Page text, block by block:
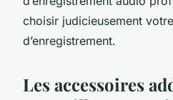
choisir judicieusement
d’enregistrement.
Les accessoires